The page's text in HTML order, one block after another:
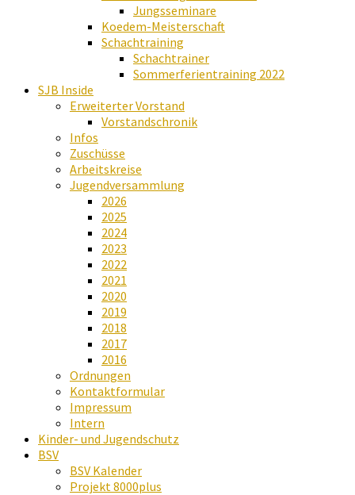
Jungsseminare
Koedem-Meisterschaft
Schachtraining
Schachtrainer
Sommerferientraining 2022
SJB Inside
Erweiterter Vorstand
Vorstandschronik
Infos
Zuschüsse
Arbeitskreise
Jugendversammlung
2026
2025
2024
2023
2022
2021
2020
2019
2018
2017
2016
Ordnungen
Kontaktformular
Impressum
Intern
Kinder- und Jugendschutz
BSV
BSV Kalender
Projekt 8000plus